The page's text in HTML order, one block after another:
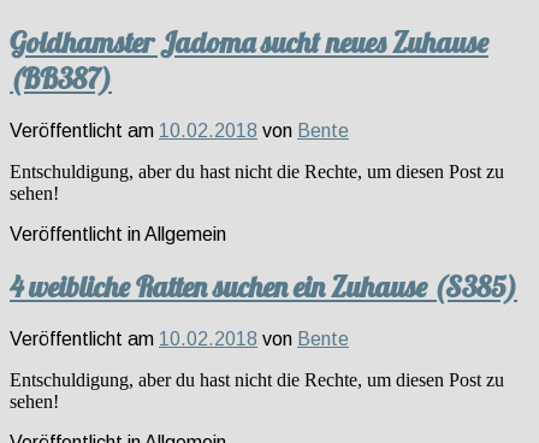
Goldhamster Jadoma sucht neues Zuhause
(BB387)
Veröffentlicht am 10.02.2018 von Bente
Entschuldigung, aber du hast nicht die Rechte, um diesen Post zu
sehen!
Veröffentlicht inAllgemein
4 weibliche Ratten suchen ein Zuhause (S385)
Veröffentlicht am 10.02.2018 von Bente
Entschuldigung, aber du hast nicht die Rechte, um diesen Post zu
sehen!